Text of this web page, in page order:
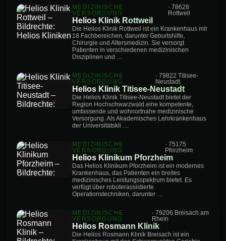
MEDIZINISCHE
VERSORGUNG
· 78628
Rottweil
Helios Klinik Rottweil
Die Helios Klinik Rottweil ist ein Krankenhaus mit
18 Fachbereichen, darunter Geburtshilfe,
Chirurgie und Altersmedizin. Sie versorgt
Patienten in verschiedenen medizinischen
Disziplinen und …
MEDIZINISCHE
VERSORGUNG
· 79822 Titisee-
Neustadt
Helios Klinik Titisee-Neustadt
Die Helios Klinik Titisee-Neustadt bietet der
Region Hochschwarzwald eine kompetente,
umfassende und wohnortnahe medizinische
Versorgung. Als Akademisches Lehrkrankenhaus
der Universitätskli …
MEDIZINISCHE
VERSORGUNG
· 75175
Pforzheim
Helios Klinikum Pforzheim
Das Helios Klinikum Pforzheim ist ein modernes
Krankenhaus, das Patienten ein breites
medizinisches Leistungsspektrum bietet. Es
verfügt über roboterassistierte
Operationstechniken, darunter …
MEDIZINISCHE
VERSORGUNG
· 79206 Breisach am
Rhein
Helios Rosmann Klinik
Die Helios Rosmann Klinik Breisach ist ein